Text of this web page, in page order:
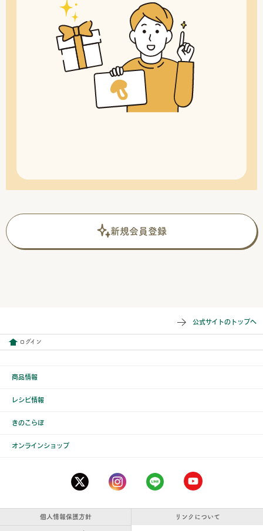
新規会員登録
公式サイトのトップへ
ログイン
商品情報
レシピ情報
きのこらぼ
オンラインショップ
個人情報保護方針 リンクについて